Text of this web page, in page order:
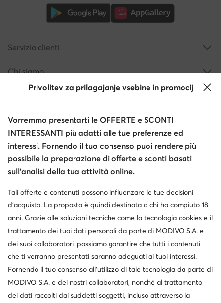
Cambia paese: Italia (IT)
Servizio clienti
Chi siamo
© escarpe.it 2026
Modifica impostazioni
Informativa sulla privacy
Protezione dei dati
Privolitev za prilagajanje vsebine in promocij
Vorremmo presentarti le OFFERTE e SCONTI
INTERESSANTI più adatti alle tue preferenze ed
interessi. Fornendo il tuo consenso puoi rendere più
possibile la preparazione di offerte e sconti basati
sull’analisi della tua attività online.
Tali offerte e contenuti possono influenzare le tue decisioni
d’acquisto. La proposta è quindi destinata a chi ha compiuto 18
anni. Grazie alle soluzioni tecniche come la tecnologia cookies e il
trattamento dei tuoi dati personali da parte di MODIVO S.A. e
dei suoi collaboratori, possiamo garantire che tutti i contenuti
che ti verranno presentati saranno adeguati ai tuoi interessi.
Fornendo il tuo consenso all’utilizzo di tale tecnologia da parte di
MODIVO S.A. e dei nostri collaboratori, nonché al trattamento
dei dati raccolti dai suddetti soggetti, incluso attraverso la